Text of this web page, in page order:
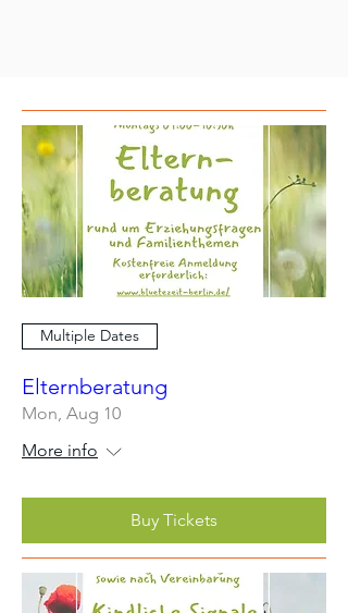
Multiple Dates
Elternberatung
Mon, Aug 10
More info
Buy Tickets